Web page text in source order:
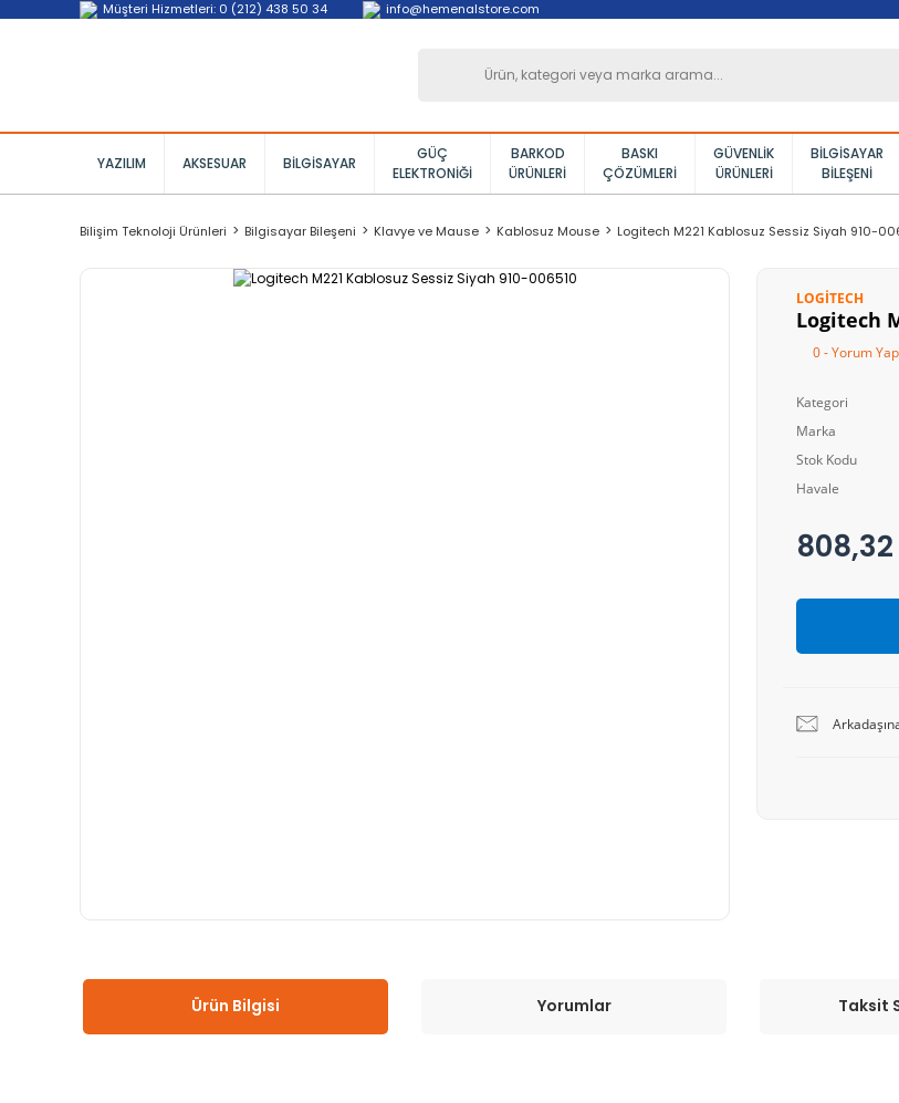
Müşteri Hizmetleri: 0 (212) 438 50 34 info@hemenalstore.com
YAZILIM AKSESUAR BILGISAYAR
GÜÇ
ELEKTRONIĞI
BARKOD
ÜRÜNLERI
BASKI
ÇÖZÜMLERI
GÜVENLIK
ÜRÜNLERI
BILGISAYAR
BILEŞENI
Bilişim Teknoloji Ürünleri Bilgisayar Bileşeni Klavye ve Mause Kablosuz Mouse Logitech M221 Kablosuz Sessiz Siyah 910-
LOGITECH
Logitech
0 - Yorum Yap
Kategori
Marka
Stok Kodu
Havale
808,32
Ürün Bilgisi Yorumlar Taksit